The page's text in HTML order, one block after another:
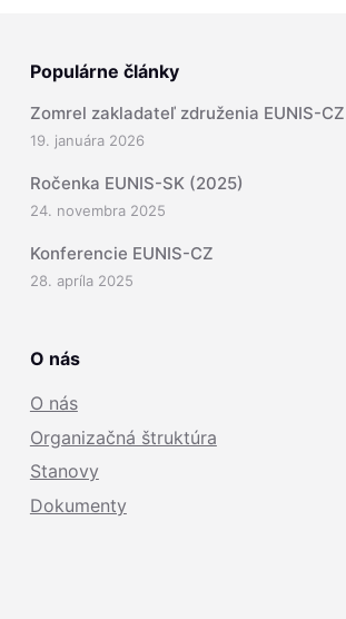
Populárne články
Zomrel zakladateľ združenia EUNIS-
19. januára 2026
Ročenka EUNIS-SK (2025)
24. novembra 2025
Konferencie EUNIS-CZ
28. apríla 2025
O nás
O nás
Organizačná štruktúra
Stanovy
Dokumenty